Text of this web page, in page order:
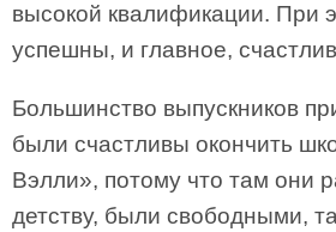
высокой квалификации. При
успешны, и главное,
Большинство выпускников
были счастливы окончить
Вэлли», потому что там они
детству, были свободными,